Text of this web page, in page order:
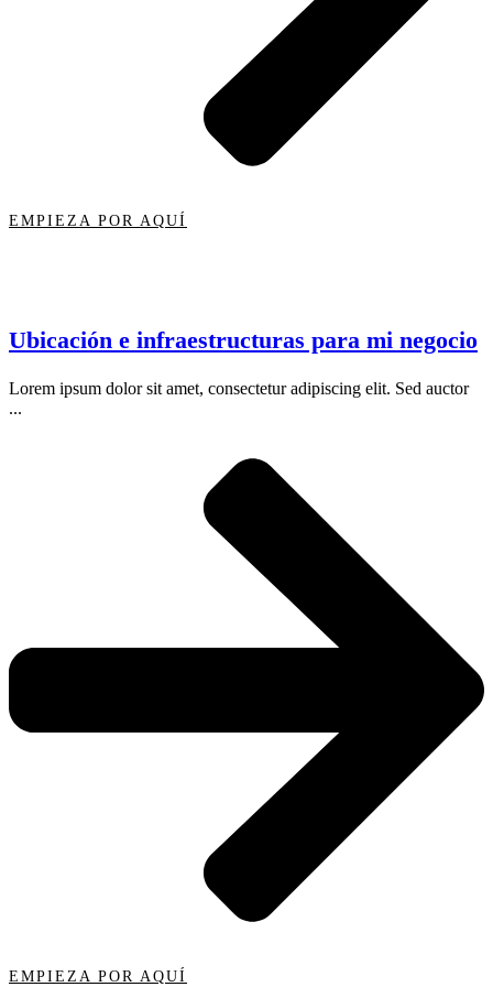
EMPIEZA POR AQUÍ
Ubicación e infraestructuras para mi negocio
Lorem ipsum dolor sit amet, consectetur adipiscing elit. Sed auctor
...
EMPIEZA POR AQUÍ